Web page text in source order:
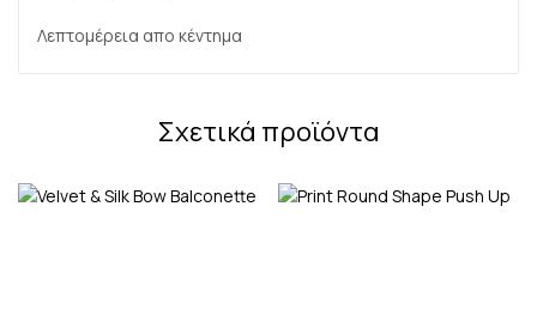
Λεπτομέρεια απο κέντημα
Σχετικά προϊόντα